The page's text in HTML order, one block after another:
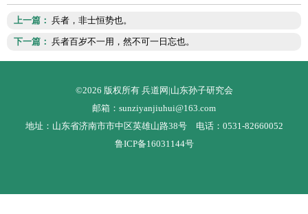
上一篇： 兵者，非士恒势也。
下一篇： 兵者百岁不一用，然不可一日忘也。
©2026 版权所有 兵道网|山东孙子研究会
邮箱：sunziyanjiuhui@163.com
地址：山东省济南市市中区英雄山路38号 电话：0531-82660052
鲁ICP备16031144号